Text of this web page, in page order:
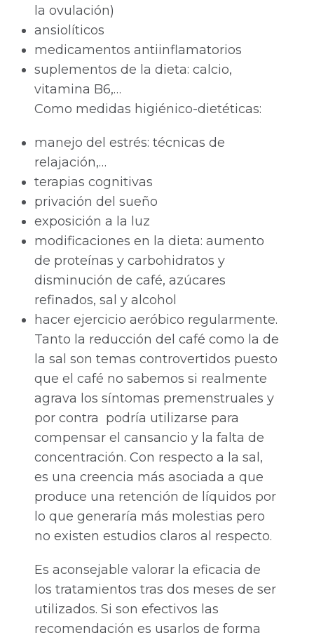
la ovulación)
ansiolíticos
medicamentos antiinflamatorios
suplementos de la dieta: calcio,
vitamina B6,…
Como medidas higiénico-dietéticas:
manejo del estrés: técnicas de
relajación,…
terapias cognitivas
privación del sueño
exposición a la luz
modificaciones en la dieta: aumento
de proteínas y carbohidratos y
disminución de café, azúcares
refinados, sal y alcohol
hacer ejercicio aeróbico regularmente.
Tanto la reducción del café como la de
la sal son temas controvertidos puesto
que el café no sabemos si realmente
agrava los síntomas premenstruales y
por contra podría utilizarse para
compensar el cansancio y la falta de
concentración. Con respecto a la sal,
es una creencia más asociada a que
produce una retención de líquidos por
lo que generaría más molestias pero
no existen estudios claros al respecto.
Es aconsejable valorar la eficacia de
los tratamientos tras dos meses de ser
utilizados. Si son efectivos las
recomendación es usarlos de forma